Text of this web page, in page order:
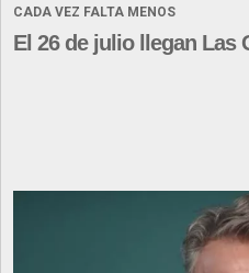
CADA VEZ FALTA MENOS
El 26 de julio llegan Las